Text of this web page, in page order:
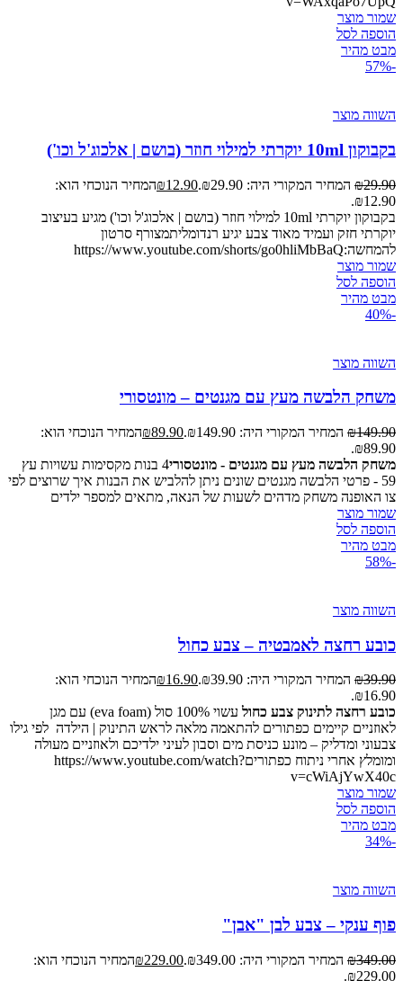
שמור מוצר
הוספה לסל
מבט מהיר
-57%
השווה מוצר
בקבוקון 10ml יוקרתי למילוי חוזר (בושם | אלכוג'ל וכו')
₪29.90 המחיר המקורי היה: ₪29.90. ₪12.90
המחיר הנוכחי הוא:
₪12.90.
בקבוקון יוקרתי 10ml למילוי חוזר (בושם | אלכוג'ל וכו') מגיע בעיצוב
יוקרתי חזק ועמיד מאוד צבע יגיע רנדומליתמצורף סרטון
להמחשה:https://www.youtube.com/shorts/go0hliMbBaQ
שמור מוצר
הוספה לסל
מבט מהיר
-40%
השווה מוצר
משחק הלבשה מעץ עם מגנטים – מונטסורי
₪149.90 המחיר המקורי היה: ₪149.90. ₪89.90
המחיר הנוכחי הוא:
₪89.90.
משחק הלבשה מעץ עם מגנטים - מונטסורי
4 בנות מקסימות עשויות עץ
59 - פרטי הלבשה מגנטים שונים ניתן להלביש את הבנות איך שרוצים לפי
צו האופנה משחק מדהים לשעות של הנאה, מתאים למספר ילדים
שמור מוצר
הוספה לסל
מבט מהיר
-58%
השווה מוצר
כובע רחצה לאמבטיה – צבע כחול
₪39.90 המחיר המקורי היה: ₪39.90. ₪16.90
המחיר הנוכחי הוא:
₪16.90.
כובע רחצה לתינוק צבע כחול
עשוי 100% סול (eva foam) עם מגן
לאוזניים קיימים כפתורים להתאמה מלאה לראש התינוק | הילדה לפי גילו
צבעוני ומדליק – מונע כניסת מים וסבון לעיני ילדיכם ולאוזניים מעולה
ומומלץ אחרי ניתוח כפתוריםhttps://www.youtube.com/watch?
v=cWiAjYwX40c
שמור מוצר
הוספה לסל
מבט מהיר
-34%
השווה מוצר
פוף ענקי – צבע לבן "אבן"
₪349.00 המחיר המקורי היה: ₪349.00. ₪229.00
המחיר הנוכחי הוא:
₪229.00.